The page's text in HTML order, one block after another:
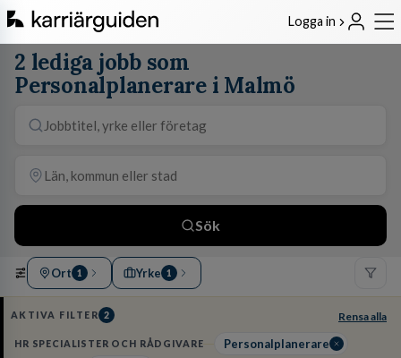
Logga in
2 lediga jobb som
Personalplanerare i Malmö
Sök
Ort 1 Yrke 1
AKTIVA FILTER 2 Rensa alla
HR SPECIALISTER OCH RÅDGIVARE Personalplanerare